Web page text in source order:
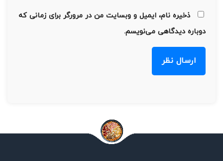
ذخیره نام، ایمیل و وبسایت من در مرورگر برای زمانی که
دوباره دیدگاهی می‌نویسم.